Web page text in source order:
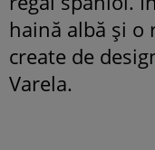
haină albă și o
create de
Varela.